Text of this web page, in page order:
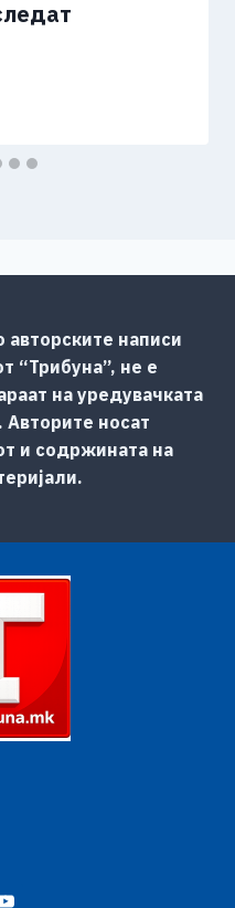
авторските написи
“Трибуна”, не е
на уредувачката
Авторите носат
и содржината на